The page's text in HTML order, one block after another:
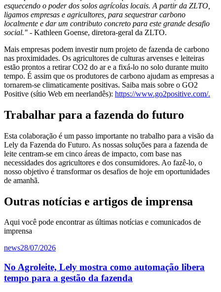
esquecendo o poder dos solos agrícolas locais. A partir da ZLTO,
ligamos empresas e agricultores, para sequestrar carbono
localmente e dar um contributo concreto para este grande desafio
social." - Kathleen Goense, diretora-geral da ZLTO.
Mais empresas podem investir num projeto de fazenda de carbono
nas proximidades. Os agricultores de culturas arvenses e leiteiras
estão prontos a retirar CO2 do ar e a fixá-lo no solo durante muito
tempo. É assim que os produtores de carbono ajudam as empresas a
tornarem-se climaticamente positivas. Saiba mais sobre o GO2
Positive (sítio Web em neerlandês): https://www.go2positive.com/.
Trabalhar para a fazenda do futuro
Esta colaboração é um passo importante no trabalho para a visão da
Lely da Fazenda do Futuro. As nossas soluções para a fazenda de
leite centram-se em cinco áreas de impacto, com base nas
necessidades dos agricultores e dos consumidores. Ao fazê-lo, o
nosso objetivo é transformar os desafios de hoje em oportunidades
de amanhã.
Outras notícias e artigos de imprensa
Aqui você pode encontrar as últimas notícias e comunicados de
imprensa
news28/07/2026
No Agroleite, Lely mostra como automação libera
tempo para a gestão da fazenda